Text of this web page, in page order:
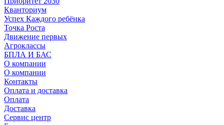
Кванториум
Успех Каждого ребёнка
Точка Роста
Движение первых
Агроклассы
БПЛА И БАС
О компании
О компании
Контакты
Оплата и доставка
Оплата
Доставка
Сервис центр